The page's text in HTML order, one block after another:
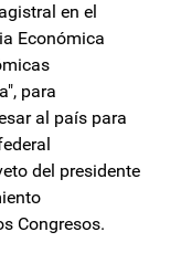
en el
Económica
para
al país para
del presidente
Congresos.